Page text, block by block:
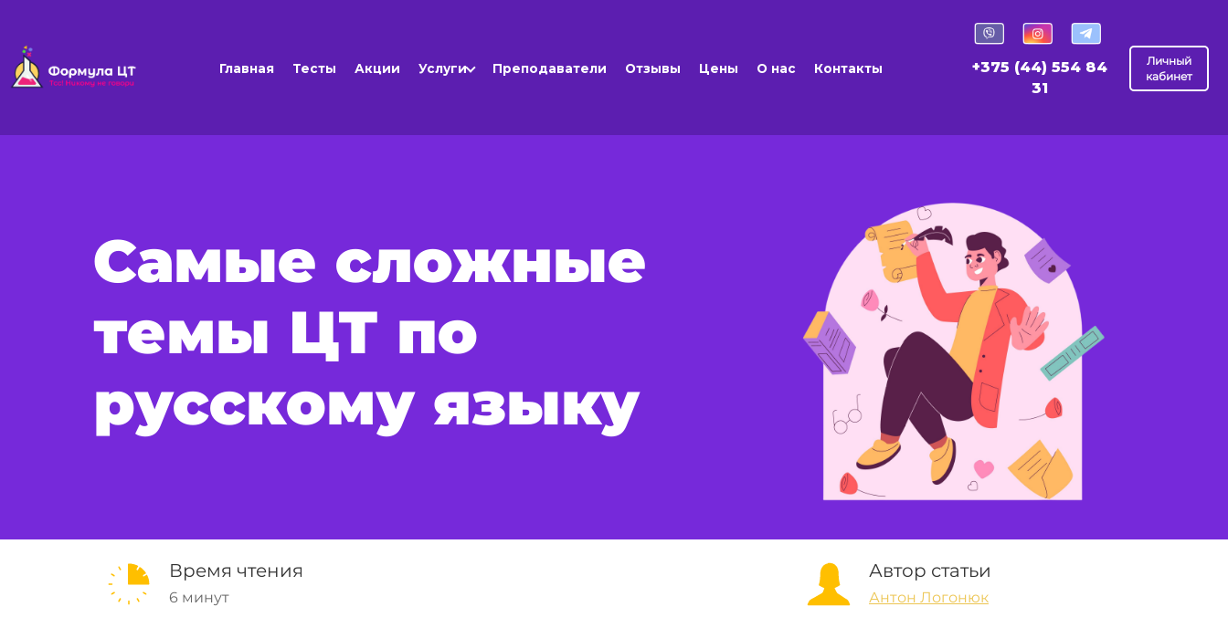
Главная Тесты Акции Услуги Преподаватели Отзывы Цены О нас Контакты
+375 (44) 554 84
31
Личный
кабинет
Самые сложные
темы ЦТ по
русскому языку
Время чтения
6 минут
Автор статьи
Антон Логонюк